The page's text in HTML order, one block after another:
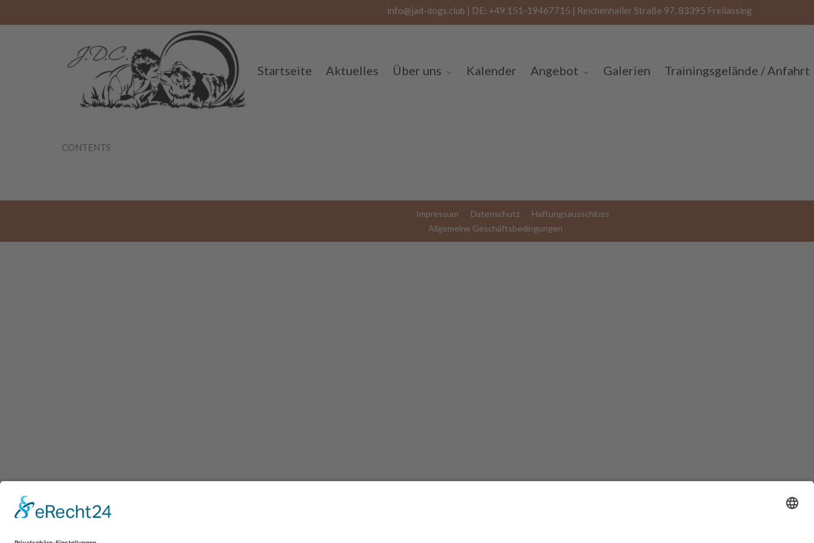
info@jad-dogs.club | DE: +49 151-19467715 | Reichenhaller Straße 97, 83395 Freilassing
Startseite Aktuelles Über uns Kalender Angebot Galerien Trainingsgelände / Anfahrt
CONTENTS
Impressum Datenschutz
Haftungsausschluss
Allgemeine Geschäftsbedingungen